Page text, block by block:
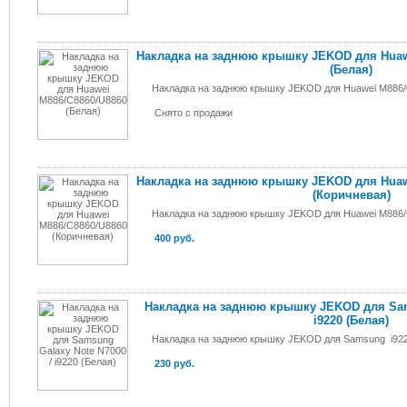
Накладка на заднюю крышку JEKOD для
(Белая)
Накладка на заднюю крышку JEKOD для Huawei
Снято с продажи
Накладка на заднюю крышку JEKOD для
(Коричневая)
Накладка на заднюю крышку JEKOD для Huawei
400 руб.
Накладка на заднюю крышку JEKOD для
i9220 (Белая)
Накладка на заднюю крышку JEKOD для Samsung
230 руб.